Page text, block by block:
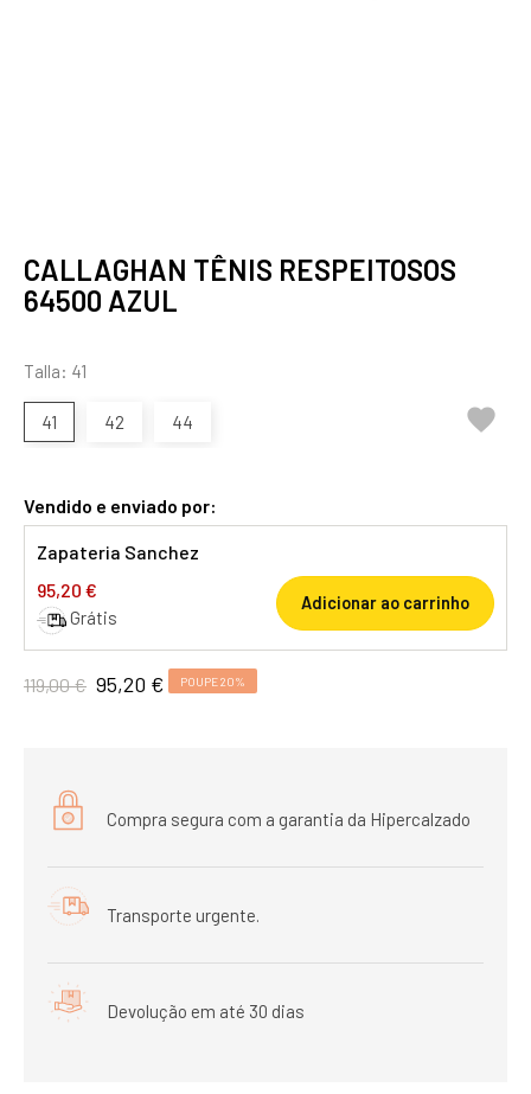
CALLAGHAN TÊNIS RESPEITOSOS
64500 AZUL
Talla: 41
41 42 44 
Vendido e enviado por:
Zapateria Sanchez
95,20 €
Grátis
Adicionar ao carrinho
119,00 € 95,20 € POUPE 20%
Compra segura com a garantia da Hipercalzado
Transporte urgente.
Devolução em até 30 dias